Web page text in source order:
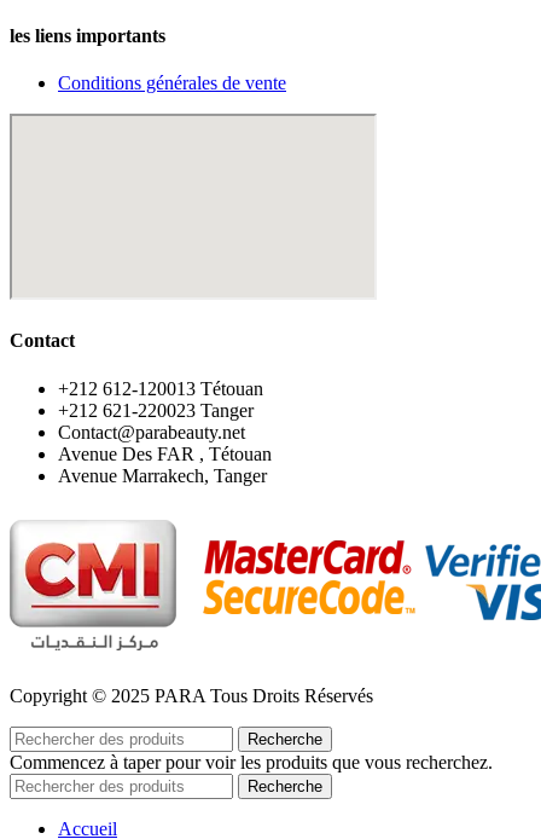
les liens importants
Conditions générales de vente
Contact
‪+212 612-120013 Tétouan
‪+212 621-220023 Tanger
Contact@parabeauty.net
Avenue Des FAR , Tétouan
Avenue Marrakech, Tanger
Copyright © 2025 PARA Tous Droits Réservés
Recherche
Commencez à taper pour voir les produits que vous recherchez.
Recherche
Accueil